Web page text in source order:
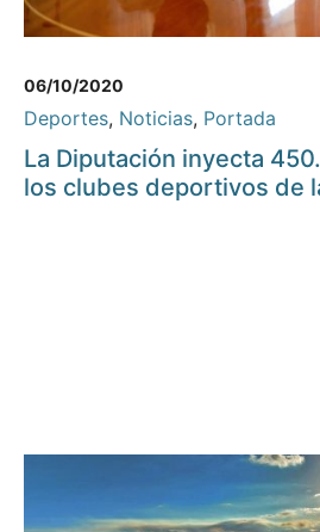
06/10/2020
Deportes, Noticias, Portada
La Diputación inyecta
los clubes deportivos de